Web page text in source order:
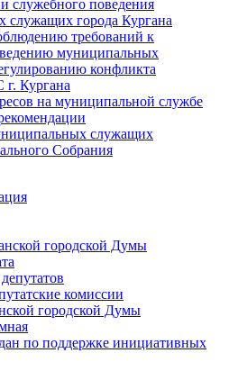
служебного поведения
служащих города Кургана
требований к
муниципальных
конфликта
Кургана
на муниципальной службе
служащих
Cобрания
городской Думы
комиссии
городской Думы
по поддержке инициативных